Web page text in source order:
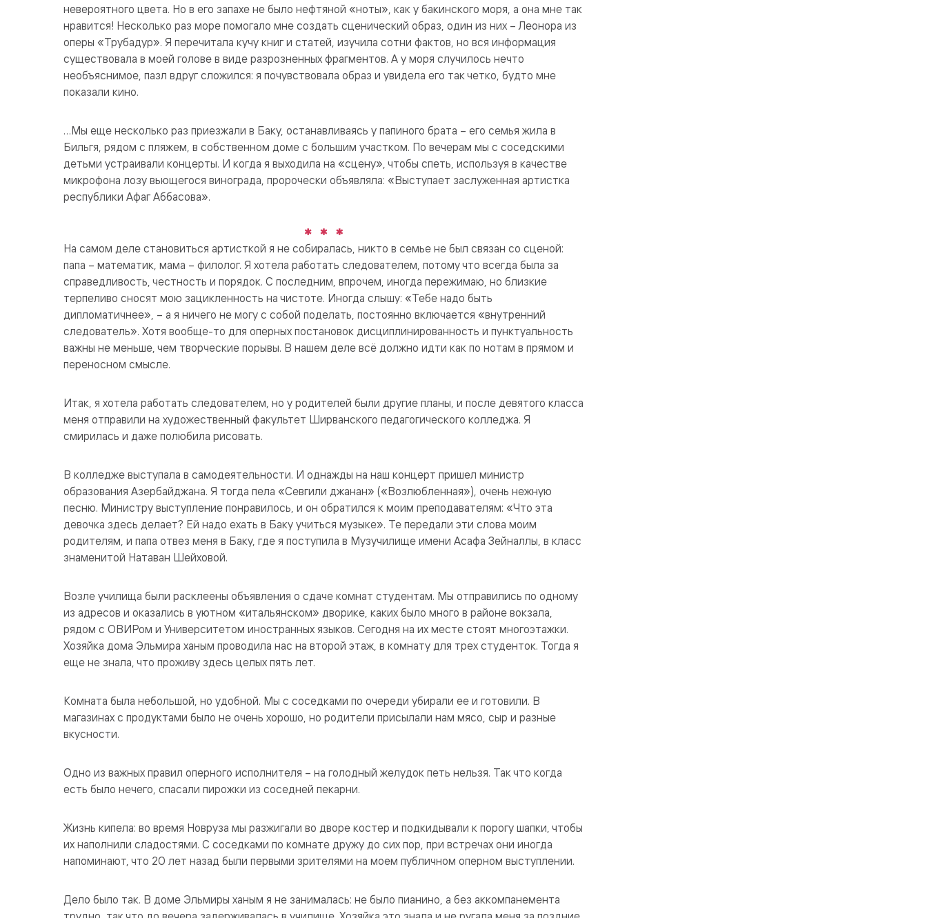
невероятного цвета. Но в его запахе не было нефтяной «ноты», как у бакинского моря, а она мне так
нравится! Несколько раз море помогало мне создать сценический образ, один из них – Леонора из
оперы «Трубадур». Я перечитала кучу книг и статей, изучила сотни фактов, но вся информация
существовала в моей голове в виде разрозненных фрагментов. А у моря случилось нечто
необъяснимое, пазл вдруг сложился: я почувствовала образ и увидела его так четко, будто мне
показали кино.
…Мы еще несколько раз приезжали в Баку, останавливаясь у папиного брата – его семья жила в
Бильгя, рядом с пляжем, в собственном доме с большим участком. По вечерам мы с соседскими
детьми устраивали концерты. И когда я выходила на «сцену», чтобы спеть, используя в качестве
микрофона лозу вьющегося винограда, пророчески объявляла: «Выступает заслуженная артистка
республики Афаг Аббасова».
На самом деле становиться артисткой я не собиралась, никто в семье не был связан со сценой:
папа – математик, мама – филолог. Я хотела работать следователем, потому что всегда была за
справедливость, честность и порядок. С последним, впрочем, иногда пережимаю, но близкие
терпеливо сносят мою зацикленность на чистоте. Иногда слышу: «Тебе надо быть
дипломатичнее», – а я ничего не могу с собой поделать, постоянно включается «внутренний
следователь». Хотя вообще-то для оперных постановок дисциплинированность и пунктуальность
важны не меньше, чем творческие порывы. В нашем деле всё должно идти как по нотам в прямом и
переносном смысле.
Итак, я хотела работать следователем, но у родителей были другие планы, и после девятого класса
меня отправили на художественный факультет Ширванского педагогического колледжа. Я
смирилась и даже полюбила рисовать.
В колледже выступала в самодеятельности. И однажды на наш концерт пришел министр
образования Азербайджана. Я тогда пела «Севгили джанан» («Возлюбленная»), очень нежную
песню. Министру выступление понравилось, и он обратился к моим преподавателям: «Что эта
девочка здесь делает? Ей надо ехать в Баку учиться музыке». Те передали эти слова моим
родителям, и папа отвез меня в Баку, где я поступила в Музучилище имени Асафа Зейналлы, в класс
знаменитой Натаван Шейховой.
Возле училища были расклеены объявления о сдаче комнат студентам. Мы отправились по одному
из адресов и оказались в уютном «итальянском» дворике, каких было много в районе вокзала,
рядом с ОВИРом и Университетом иностранных языков. Сегодня на их месте стоят многоэтажки.
Хозяйка дома Эльмира ханым проводила нас на второй этаж, в комнату для трех студенток. Тогда я
еще не знала, что проживу здесь целых пять лет.
Комната была небольшой, но удобной. Мы с соседками по очереди убирали ее и готовили. В
магазинах с продуктами было не очень хорошо, но родители присылали нам мясо, сыр и разные
вкусности.
Одно из важных правил оперного исполнителя – на голодный желудок петь нельзя. Так что когда
есть было нечего, спасали пирожки из соседней пекарни.
Жизнь кипела: во время Новруза мы разжигали во дворе костер и подкидывали к порогу шапки, чтобы
их наполнили сладостями. С соседками по комнате дружу до сих пор, при встречах они иногда
напоминают, что 20 лет назад были первыми зрителями на моем публичном оперном выступлении.
Дело было так. В доме Эльмиры ханым я не занималась: не было пианино, а без аккомпанемента